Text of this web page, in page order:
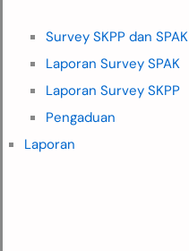
Survey SKPP dan SPAK
Laporan Survey SPAK
Laporan Survey SKPP
Pengaduan
Laporan